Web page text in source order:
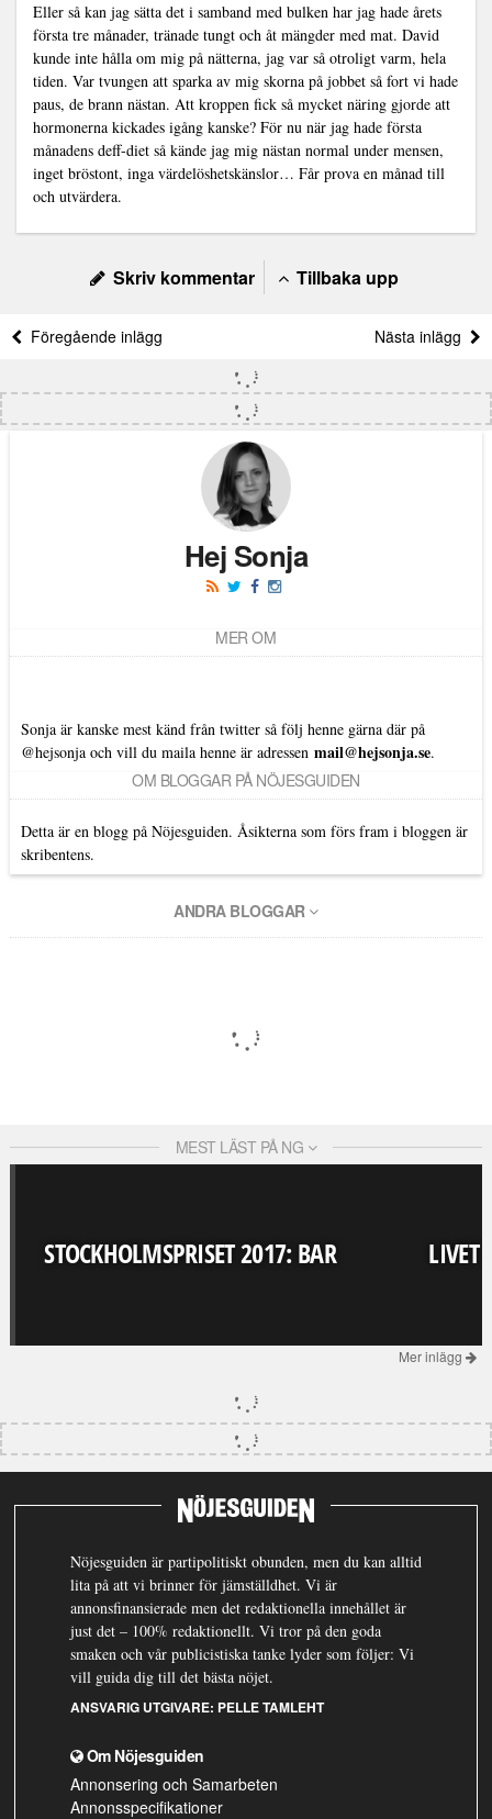
Eller så kan jag sätta det i samband med bulken har jag hade årets
första tre månader, tränade tungt och åt mängder med mat. David
kunde inte hålla om mig på nätterna, jag var så otroligt varm, hela
tiden. Var tvungen att sparka av mig skorna på jobbet så fort vi hade
paus, de brann nästan. Att kroppen fick så mycket näring gjorde att
hormonerna kickades igång kanske? För nu när jag hade första
månadens deff-diet så kände jag mig nästan normal under mensen,
inget bröstont, inga värdelöshetskänslor… Får prova en månad till
och utvärdera.
Skriv kommentar Tillbaka upp
Föregående inlägg Nästa inlägg
Hej Sonja
MER OM
Sonja är kanske mest känd från twitter så följ henne gärna där på
@hejsonjaoch vill du maila henne är adressen mail@hejsonja.se.
OM BLOGGAR PÅ NÖJESGUIDEN
Detta är en blogg på Nöjesguiden. Åsikterna som förs fram i bloggen är
skribentens.
ANDRA BLOGGAR
MEST LÄST PÅ NG
STOCKHOLMSPRISET 2017: BAR LIVET
Mer inlägg
Nöjesguiden är partipolitiskt obunden, men du kan alltid
lita på att vi brinner för jämställdhet. Vi är
annonsfinansierade men det redaktionella innehållet är
just det – 100% redaktionellt. Vi tror på den goda
smaken och vår publicistiska tanke lyder som följer: Vi
vill guida dig till det bästa nöjet.
ANSVARIG UTGIVARE: PELLE TAMLEHT
Om Nöjesguiden
Annonsering och Samarbeten
Annonsspecifikationer